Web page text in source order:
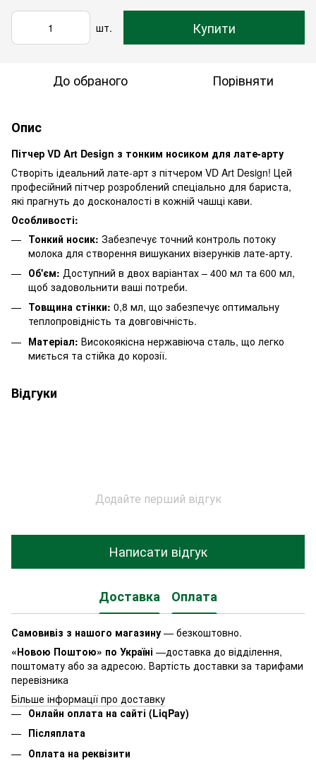
шт. Купити
До обраного Порівняти
Опис
Пітчер VD Art Design з тонким носиком для лате-арту
Створіть ідеальний лате-арт з пітчером VD Art Design! Цей
професійний пітчер розроблений спеціально для бариста,
які прагнуть до досконалості в кожній чашці кави.
Особливості:
Тонкий носик: Забезпечує точний контроль потоку
молока для створення вишуканих візерунків лате-арту.
Об'єм: Доступний в двох варіантах – 400 мл та 600 мл,
щоб задовольнити ваші потреби.
Товщина стінки: 0,8 мл, що забезпечує оптимальну
теплопровідність та довговічність.
Матеріал: Високоякісна нержавіюча сталь, що легко
миється та стійка до корозії.
Відгуки
Додайте перший відгук
Написати відгук
Доставка Оплата
Самовивіз з нашого магазину — безкоштовно.
«Новою Поштою» по Україні —доставка до відділення,
поштомату або за адресою. Вартість доставки за тарифами
перевізника
Більше інформації про доставку
Онлайн оплата на сайті (LiqPay)
Післяплата
Оплата на реквізити